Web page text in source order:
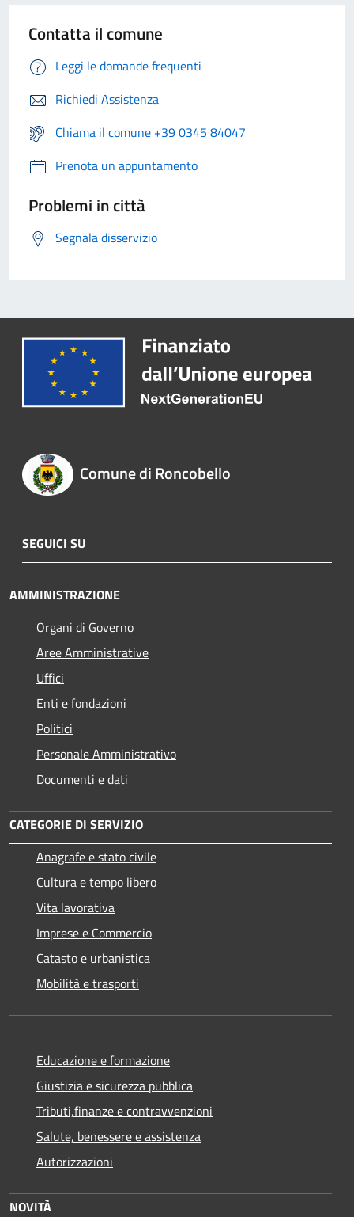
Contatta il comune
Leggi le domande frequenti
Richiedi Assistenza
Chiama il comune +39 0345 84047
Prenota un appuntamento
Problemi in città
Segnala disservizio
Comune di Roncobello
SEGUICI SU
AMMINISTRAZIONE
Organi di Governo
Aree Amministrative
Uffici
Enti e fondazioni
Politici
Personale Amministrativo
Documenti e dati
CATEGORIE DI SERVIZIO
Anagrafe e stato civile
Cultura e tempo libero
Vita lavorativa
Imprese e Commercio
Catasto e urbanistica
Mobilità e trasporti
Educazione e formazione
Giustizia e sicurezza pubblica
Tributi,finanze e contravvenzioni
Salute, benessere e assistenza
Autorizzazioni
NOVITÀ